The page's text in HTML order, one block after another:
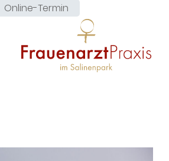
Online-Termin